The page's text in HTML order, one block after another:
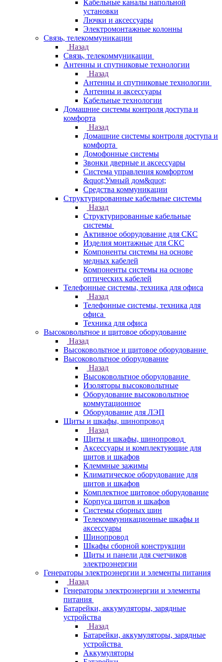
Кабельные каналы напольной
установки
Лючки и аксессуары
Электромонтажные колонны
Связь, телекоммуникации
Назад
Связь, телекоммуникации
Антенны и спутниковые технологии
Назад
Антенны и спутниковые технологии
Антенны и аксессуары
Кабельные технологии
Домашние системы контроля доступа и
комфорта
Назад
Домашние системы контроля доступа и
комфорта
Домофонные системы
Звонки дверные и аксессуары
Система управления комфортом
&quot;Умный дом&quot;
Средства коммуникации
Структурированные кабельные системы
Назад
Структурированные кабельные
системы
Активное оборудование для СКС
Изделия монтажные для СКС
Компоненты системы на основе
медных кабелей
Компоненты системы на основе
оптических кабелей
Телефонные системы, техника для офиса
Назад
Телефонные системы, техника для
офиса
Техника для офиса
Высоковольтное и щитовое оборудование
Назад
Высоковольтное и щитовое оборудование
Высоковольтное оборудование
Назад
Высоковольтное оборудование
Изоляторы высоковольтные
Оборудование высоковольтное
коммутационное
Оборудование для ЛЭП
Щиты и шкафы, шинопровод
Назад
Щиты и шкафы, шинопровод
Аксессуары и комплектующие для
щитов и шкафов
Клеммные зажимы
Климатическое оборудование для
щитов и шкафов
Комплектное щитовое оборудование
Корпуса щитов и шкафов
Системы сборных шин
Телекоммуникационные шкафы и
аксессуары
Шинопровод
Шкафы сборной конструкции
Щиты и панели для счетчиков
электроэнергии
Генераторы электроэнергии и элементы питания
Назад
Генераторы электроэнергии и элементы
питания
Батарейки, аккумуляторы, зарядные
устройства
Назад
Батарейки, аккумуляторы, зарядные
устройства
Аккумуляторы